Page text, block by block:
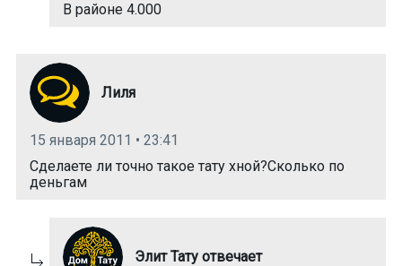
В районе 4.000
Лиля
15 января 2011 • 23:41
Сделаете ли точно такое тату хной?Сколько по
деньгам
Элит Тату отвечает